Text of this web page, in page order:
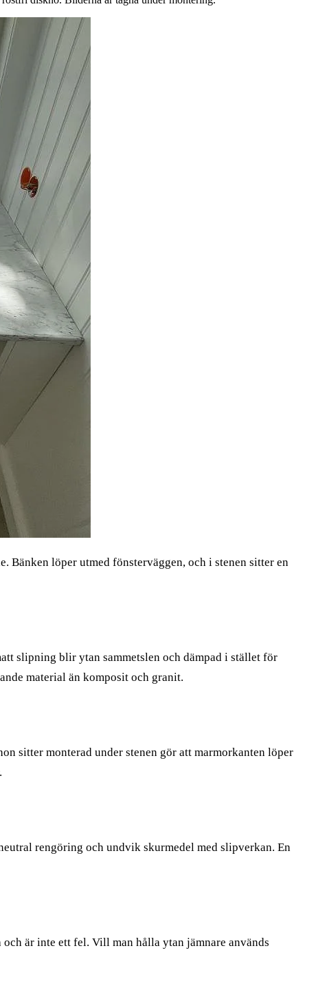
Bänken löper utmed fönsterväggen, och i stenen sitter en
slipning blir ytan sammetslen och dämpad i stället för
material än komposit och granit.
sitter monterad under stenen gör att marmorkanten löper
rengöring och undvik skurmedel med slipverkan. En
är inte ett fel. Vill man hålla ytan jämnare används